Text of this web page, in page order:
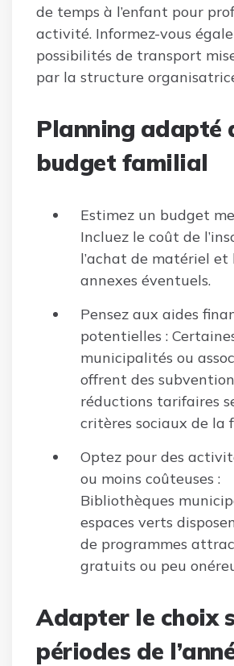
de temps à l’enfant pour
activité. Informez-vous
possibilités de transport
par la structure
Planning adapté
budget familial
Estimez un budget
Incluez le coût de
l’achat de matériel et
annexes éventuels.
Pensez aux aides
potentielles :
municipalités ou
offrent des
réductions tarifaires
critères sociaux de la
Optez pour des
ou moins coûteuses :
Bibliothèques
espaces verts
de programmes
gratuits ou peu
Adapter le choix
périodes de